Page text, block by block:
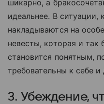
шикарно, а
идеальнее. В ситуации,
накладываются на
невесты, которая и так
становится понятным,
требовательны к себе и
3. Убеждение,